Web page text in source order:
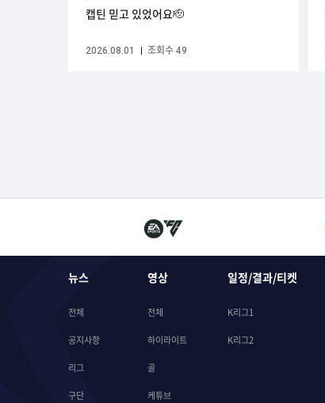
캡틴 믿고 있었어요🫡
2026.08.01 조회수 49
뉴스
전체
공지사항
리그
구단
영상
전체
하이라이트
골
케튜브
일정/결과/티켓
K리그1
K리그2